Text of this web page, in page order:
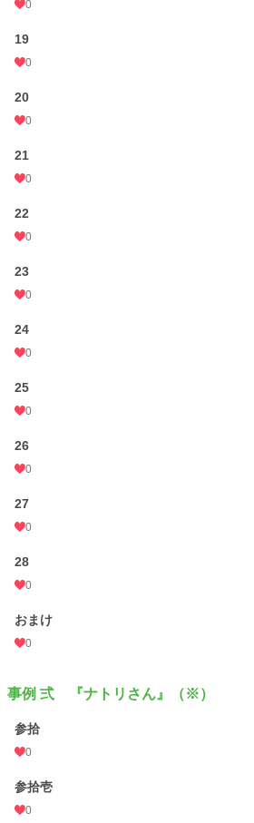
0
19
0
20
0
21
0
22
0
23
0
24
0
25
0
26
0
27
0
28
0
おまけ
0
事例 弍 『ナトリさん』（※）
参拾
0
参拾壱
0